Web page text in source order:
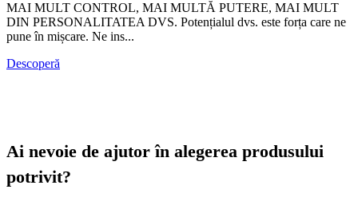
MAI MULT CONTROL, MAI MULTĂ PUTERE, MAI MULT
DIN PERSONALITATEA DVS. Potențialul dvs. este forța care ne
pune în mișcare. Ne ins...
Descoperă
Ai nevoie de ajutor în alegerea produsului
potrivit?